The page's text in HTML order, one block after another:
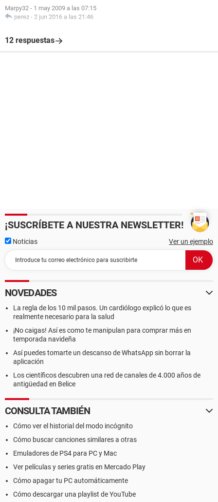
Marpy32 - 1 may 2009 a las 07:15
perez - 2 jun 2016 a las 21:46
12 respuestas
¡SUSCRÍBETE A NUESTRA NEWSLETTER!
Noticias Ver un ejemplo
NOVEDADES
La regla de los 10 mil pasos. Un cardiólogo explicó lo que es
realmente necesario para la salud
¡No caigas! Así es como te manipulan para comprar más en
temporada navideña
Así puedes tomarte un descanso de WhatsApp sin borrar la
aplicación
Los científicos descubren una red de canales de 4.000 años de
antigüedad en Belice
CONSULTA TAMBIÉN
Cómo ver el historial del modo incógnito
Cómo buscar canciones similares a otras
Emuladores de PS4 para PC y Mac
Ver películas y series gratis en Mercado Play
Cómo apagar tu PC automáticamente
Cómo descargar una playlist de YouTube